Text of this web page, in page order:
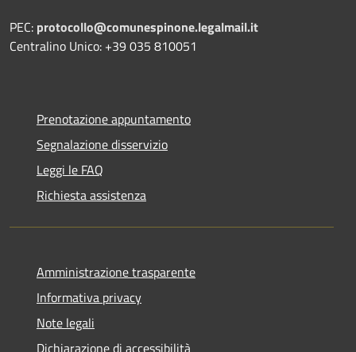
PEC: protocollo@comunespinone.legalmail.it
Centralino Unico: +39 035 810051
Prenotazione appuntamento
Segnalazione disservizio
Leggi le FAQ
Richiesta assistenza
Amministrazione trasparente
Informativa privacy
Note legali